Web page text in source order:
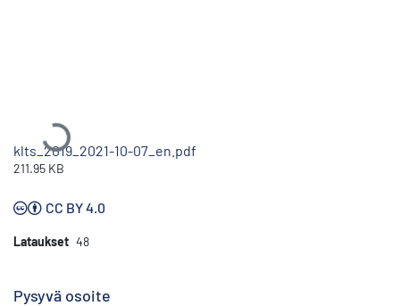
Ladataan...
klts_2019_2021-10-07_en.pdf
211.95 KB
CC BY 4.0
Lataukset 48
Pysyvä osoite